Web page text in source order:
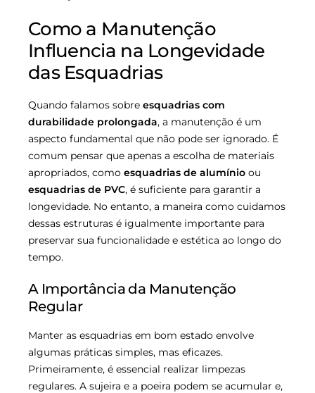
Como a Manutenção
Influencia na Longevidade
das Esquadrias
Quando falamos sobre esquadrias com
durabilidade prolongada, a manutenção é um
aspecto fundamental que não pode ser ignorado. É
comum pensar que apenas a escolha de materiais
apropriados, como esquadrias de alumínio ou
esquadrias de PVC, é suficiente para garantir a
longevidade. No entanto, a maneira como cuidamos
dessas estruturas é igualmente importante para
preservar sua funcionalidade e estética ao longo do
tempo.
A Importância da Manutenção
Regular
Manter as esquadrias em bom estado envolve
algumas práticas simples, mas eficazes.
Primeiramente, é essencial realizar limpezas
regulares. A sujeira e a poeira podem se acumular e,